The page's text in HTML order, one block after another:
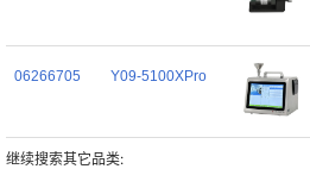
06266705 Y09-5100XPro
继续搜索其它品类: